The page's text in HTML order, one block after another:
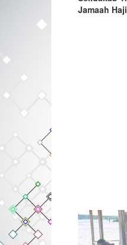
Jamaah Haji